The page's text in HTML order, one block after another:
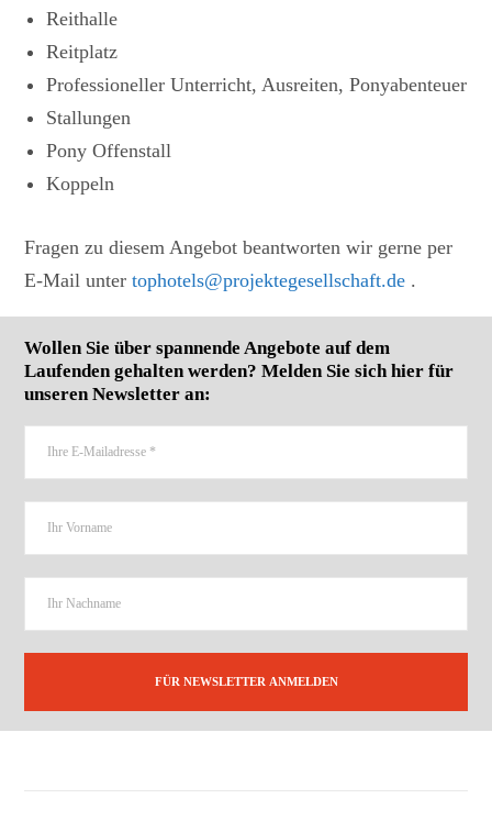
Reithalle
Reitplatz
Professioneller Unterricht, Ausreiten, Ponyabenteuer
Stallungen
Pony Offenstall
Koppeln
Fragen zu diesem Angebot beantworten wir gerne per
E-Mail untertophotels@projektegesellschaft.de .
Wollen Sie über spannende Angebote auf dem
Laufenden gehalten werden? Melden Sie sich hier für
unseren Newsletter an: